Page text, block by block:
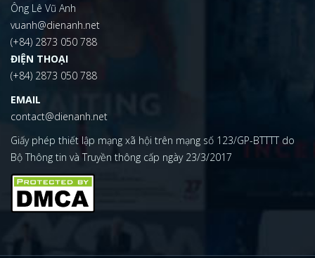
Ông Lê Vũ Anh
vuanh@dienanh.net
(+84) 2873 050 788
ĐIỆN THOẠI
(+84) 2873 050 788
EMAIL
contact@dienanh.net
Giấy phép thiết lập mạng xã hội trên mạng số 123/GP-BTTTT do
Bộ Thông tin và Truyền thông cấp ngày 23/3/2017